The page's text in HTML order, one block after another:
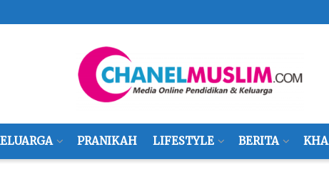
PRANIKAH LIFESTYLE BERITA